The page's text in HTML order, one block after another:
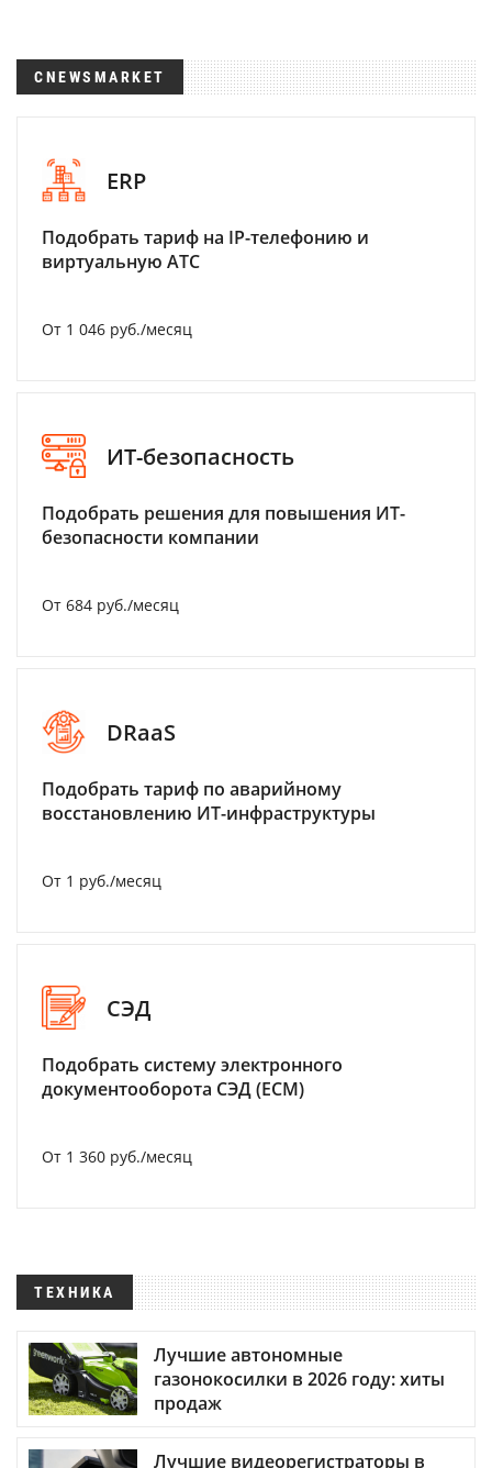
CNEWSMARKET
ERP
Подобрать тариф на IP-телефонию и
виртуальную АТС
От 1 046 руб./месяц
ИТ-безопасность
Подобрать решения для повышения ИТ-
безопасности компании
От 684 руб./месяц
DRaaS
Подобрать тариф по аварийному
восстановлению ИТ-инфраструктуры
От 1 руб./месяц
СЭД
Подобрать систему электронного
документооборота СЭД (ECM)
От 1 360 руб./месяц
ТЕХНИКА
Лучшие автономные
газонокосилки в 2026 году: хиты
продаж
Лучшие видеорегистраторы в